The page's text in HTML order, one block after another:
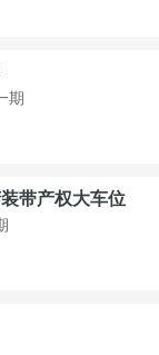
期
带产权大车位